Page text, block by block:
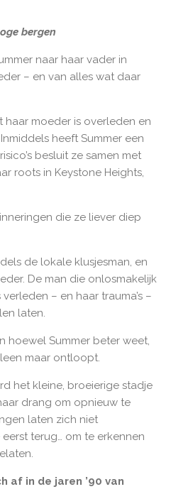
bergen
naar haar vader in
– en van alles wat daar
moeder is overleden en
heeft Summer een
besluit ze samen met
roots in Keystone Heights,
die ze liever diep
de lokale klusjesman, en
De man die onlosmakelijk
– en haar trauma’s –
laten.
hoewel Summer beter weet,
maar ontloopt.
het kleine, broeierige stadje
drang om opnieuw te
laten zich niet
terug… om te erkennen
af in de jaren ’90 van